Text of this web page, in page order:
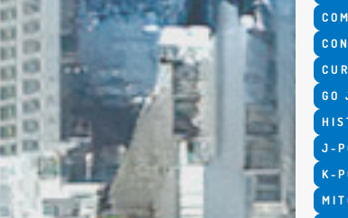
GO
J-
K-